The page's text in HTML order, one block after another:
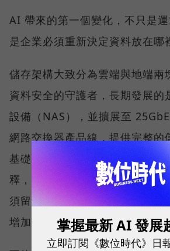
AI 帶來的第一個變化，不只是
是企業必須重新決定資料放在哪
儲存架構大致分為雲端與地端兩
資料安全的守護者，長期發展的
設備（NAS），並擴展至
網路交換器產品線，提供完整的
基礎架構。威聯通科技（QNAP
釋，當資料因合規要求或敏感度
須留在靠近使用者與應用的地方
增加，承接資料的裝置也自然被
掌握最新 AI 發展
立即訂閱《數位時代》日